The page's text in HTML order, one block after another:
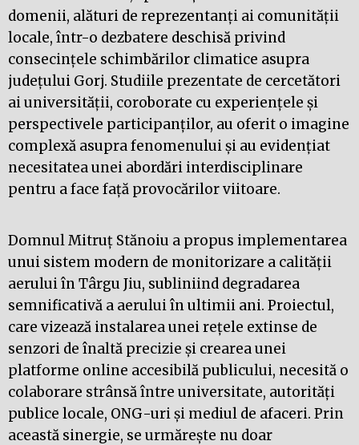
domenii, alături de reprezentanți ai comunității
locale, într-o dezbatere deschisă privind
consecințele schimbărilor climatice asupra
județului Gorj. Studiile prezentate de cercetători
ai universității, coroborate cu experiențele și
perspectivele participanților, au oferit o imagine
complexă asupra fenomenului și au evidențiat
necesitatea unei abordări interdisciplinare
pentru a face față provocărilor viitoare.
Domnul Mitruț Stănoiu a propus implementarea
unui sistem modern de monitorizare a calității
aerului în Târgu Jiu, subliniind degradarea
semnificativă a aerului în ultimii ani. Proiectul,
care vizează instalarea unei rețele extinse de
senzori de înaltă precizie și crearea unei
platforme online accesibilă publicului, necesită o
colaborare strânsă între universitate, autorități
publice locale, ONG-uri și mediul de afaceri. Prin
această sinergie, se urmărește nu doar